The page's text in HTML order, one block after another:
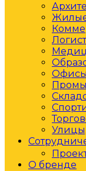
Офисы
О бренде